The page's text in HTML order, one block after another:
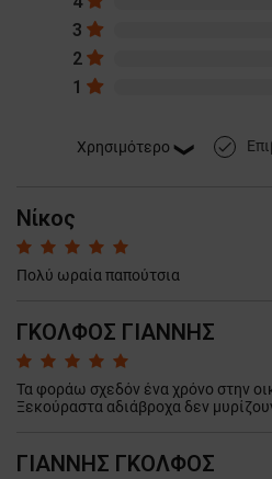
3
2
1
done
Νίκος
Πολύ ωραία παπούτσια
ΓΚΟΛΦΟΣ ΓΙΑΝΝΗΣ
Τα φοράω σχεδόν ένα χρόνο στην
Ξεκούραστα αδιάβροχα δεν
ΓΙΑΝΝΗΣ ΓΚΟΛΦΟΣ